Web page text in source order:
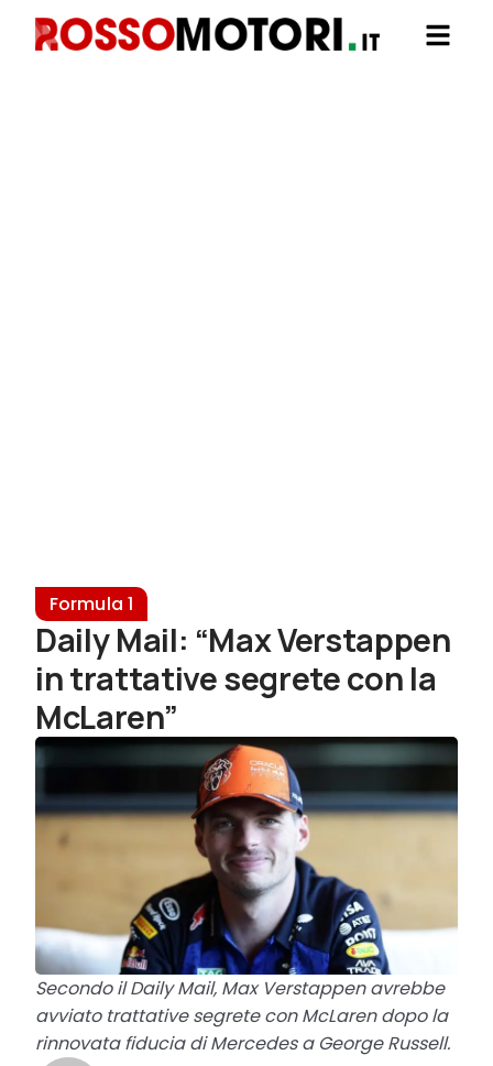
Formula 1
Daily Mail: “Max Verstappen
in trattative segrete con la
McLaren”
Secondo il Daily Mail, Max Verstappen avrebbe
avviato trattative segrete con McLaren dopo la
rinnovata fiducia di Mercedes a George Russell.